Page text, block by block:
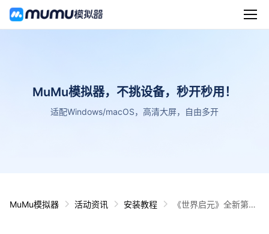
MuMu模拟器，不挑设备，秒开秒用！
适配Windows/macOS，高清大屏，自由多开
MuMu模拟器 活动资讯 安装教程
《世界启元》全新第二